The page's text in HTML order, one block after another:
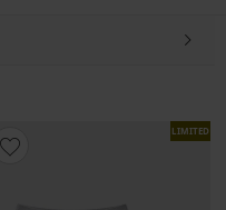
dječaci će se zaljubiti čim
LIMITED